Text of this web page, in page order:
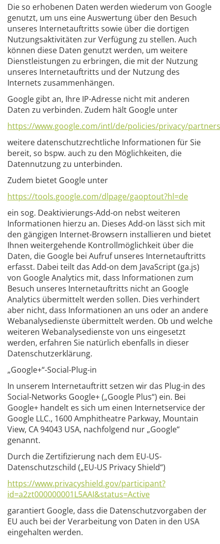
Die so erhobenen Daten werden wiederum von Google
genutzt, um uns eine Auswertung über den Besuch
unseres Internetauftritts sowie über die dortigen
Nutzungsaktivitäten zur Verfügung zu stellen. Auch
können diese Daten genutzt werden, um weitere
Dienstleistungen zu erbringen, die mit der Nutzung
unseres Internetauftritts und der Nutzung des
Internets zusammenhängen.
Google gibt an, Ihre IP-Adresse nicht mit anderen
Daten zu verbinden. Zudem hält Google unter
https://www.google.com/intl/de/policies/privacy/partners
weitere datenschutzrechtliche Informationen für Sie
bereit, so bspw. auch zu den Möglichkeiten, die
Datennutzung zu unterbinden.
Zudem bietet Google unter
https://tools.google.com/dlpage/gaoptout?hl=de
ein sog. Deaktivierungs-Add-on nebst weiteren
Informationen hierzu an. Dieses Add-on lässt sich mit
den gängigen Internet-Browsern installieren und bietet
Ihnen weitergehende Kontrollmöglichkeit über die
Daten, die Google bei Aufruf unseres Internetauftritts
erfasst. Dabei teilt das Add-on dem JavaScript (ga.js)
von Google Analytics mit, dass Informationen zum
Besuch unseres Internetauftritts nicht an Google
Analytics übermittelt werden sollen. Dies verhindert
aber nicht, dass Informationen an uns oder an andere
Webanalysedienste übermittelt werden. Ob und welche
weiteren Webanalysedienste von uns eingesetzt
werden, erfahren Sie natürlich ebenfalls in dieser
Datenschutzerklärung.
„Google+“-Social-Plug-in
In unserem Internetauftritt setzen wir das Plug-in des
Social-Networks Google+ („Google Plus“) ein. Bei
Google+ handelt es sich um einen Internetservice der
Google LLC., 1600 Amphitheatre Parkway, Mountain
View, CA 94043 USA, nachfolgend nur „Google“
genannt.
Durch die Zertifizierung nach dem EU-US-
Datenschutzschild („EU-US Privacy Shield“)
https://www.privacyshield.gov/participant?
id=a2zt000000001L5AAI&status=Active
garantiert Google, dass die Datenschutzvorgaben der
EU auch bei der Verarbeitung von Daten in den USA
eingehalten werden.